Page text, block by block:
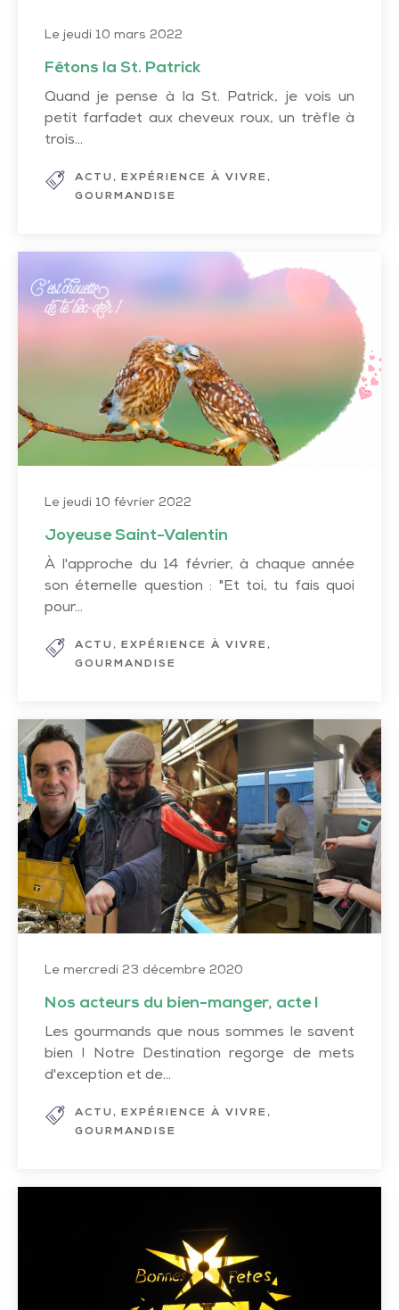
Le jeudi 10 mars 2022
Fêtons la St. Patrick
Quand je pense à la St. Patrick, je vois un
petit farfadet aux cheveux roux, un trèfle à
trois...
ACTU
EXPÉRIENCE À VIVRE
GOURMANDISE
Saint-
Valentin
Le jeudi 10 février 2022
Joyeuse Saint-Valentin
À l'approche du 14 février, à chaque année
son éternelle question : "Et toi, tu fais quoi
pour...
ACTU
EXPÉRIENCE À VIVRE
GOURMANDISE
Nos
acteurs
du
bien-
manger,
acte
I
Le mercredi 23 décembre 2020
Nos acteurs du bien-manger, acte I
Les gourmands que nous sommes le savent
bien ! Notre Destination regorge de mets
d'exception et de...
ACTU
EXPÉRIENCE À VIVRE
GOURMANDISE